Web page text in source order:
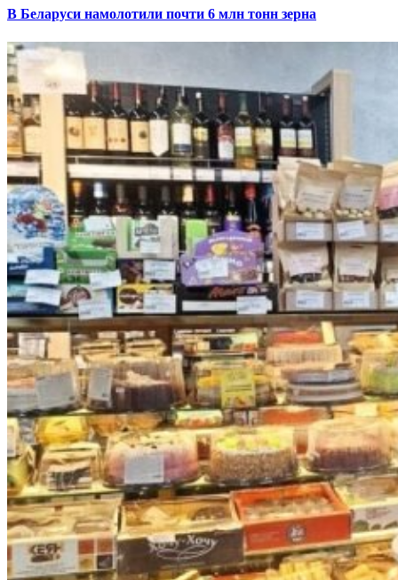
В Беларуси намолотили почти 6 млн тонн зерна